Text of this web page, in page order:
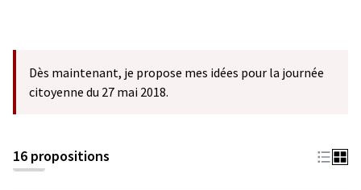
Dès maintenant, je propose mes idées pour la journée
citoyenne du 27 mai 2018.
16 propositions